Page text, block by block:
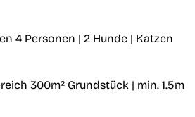
4 Personen | 2 Hunde | Katzen
300m² Grundstück | min. 1.5m